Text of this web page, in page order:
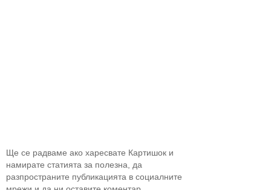
Ще се радваме ако харесвате Картишок и
намирате статията за полезна, да
разпространите публикацията в социалните